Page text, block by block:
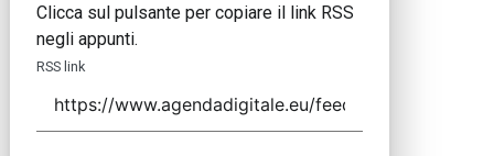
Clicca sul pulsante per copiare il link RSS
negli appunti.
RSS link